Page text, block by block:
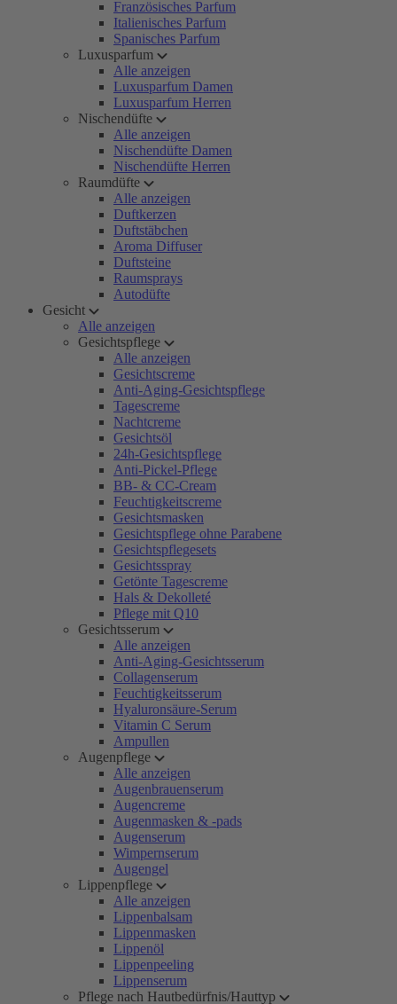
Französisches Parfum
Italienisches Parfum
Spanisches Parfum
Luxusparfum
Alle anzeigen
Luxusparfum Damen
Luxusparfum Herren
Nischendüfte
Alle anzeigen
Nischendüfte Damen
Nischendüfte Herren
Raumdüfte
Alle anzeigen
Duftkerzen
Duftstäbchen
Aroma Diffuser
Duftsteine
Raumsprays
Autodüfte
Gesicht
Alle anzeigen
Gesichtspflege
Alle anzeigen
Gesichtscreme
Anti-Aging-Gesichtspflege
Tagescreme
Nachtcreme
Gesichtsöl
24h-Gesichtspflege
Anti-Pickel-Pflege
BB- & CC-Cream
Feuchtigkeitscreme
Gesichtsmasken
Gesichtspflege ohne Parabene
Gesichtspflegesets
Gesichtsspray
Getönte Tagescreme
Hals & Dekolleté
Pflege mit Q10
Gesichtsserum
Alle anzeigen
Anti-Aging-Gesichtsserum
Collagenserum
Feuchtigkeitsserum
Hyaluronsäure-Serum
Vitamin C Serum
Ampullen
Augenpflege
Alle anzeigen
Augenbrauenserum
Augencreme
Augenmasken & -pads
Augenserum
Wimpernserum
Augengel
Lippenpflege
Alle anzeigen
Lippenbalsam
Lippenmasken
Lippenöl
Lippenpeeling
Lippenserum
Pflege nach Hautbedürfnis/Hauttyp